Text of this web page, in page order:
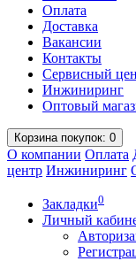
Оплата
Доставка
Вакансии
Контакты
Сервисный
Инжиниринг
Оптовый
Корзинапокупок: 0
О компании Оплата
центр Инжиниринг
Закладки0
Личный